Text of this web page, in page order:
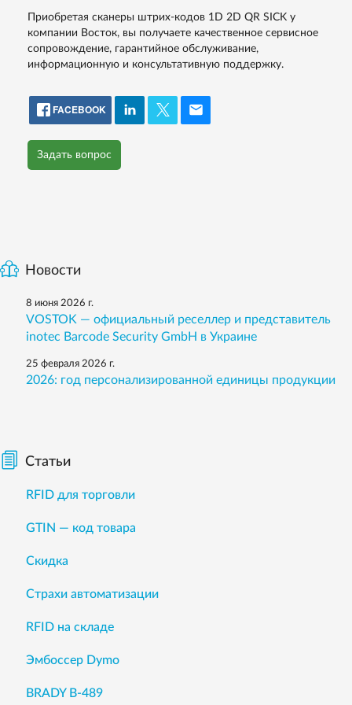
Приобретая сканеры штрих-кодов 1D 2D QR SICK у
компании Восток, вы получаете качественное сервисное
сопровождение, гарантийное обслуживание,
информационную и консультативную поддержку.
FACEBOOK
Задать вопрос
Новости
8 июня 2026 г.
VOSTOK — официальный реселлер и представитель
inotec Barcode Security GmbH в Украине
25 февраля 2026 г.
2026: год персонализированной единицы продукции
Статьи
RFID для торговли
GTIN — код товара
Скидка
Страхи автоматизации
RFID на складе
Эмбоссер Dymo
BRADY B-489